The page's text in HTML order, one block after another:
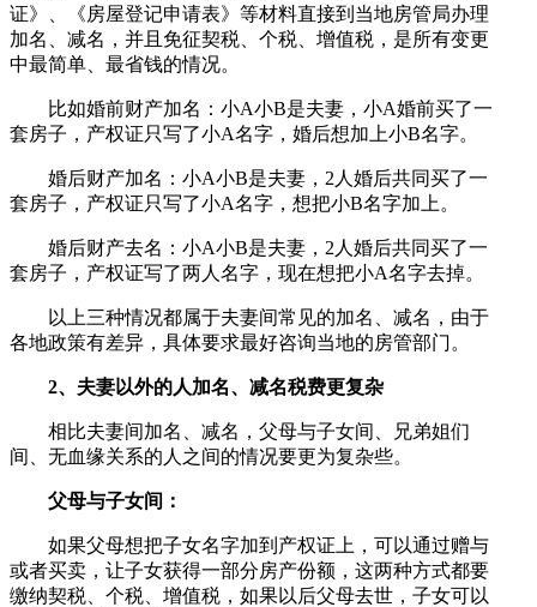
证》、《房屋登记申请表》等材料直接到当地房管局办理
加名、减名，并且免征契税、个税、增值税，是所有变更
中最简单、最省钱的情况。
比如婚前财产加名：小A小B是夫妻，小A婚前买了一
套房子，产权证只写了小A名字，婚后想加上小B名字。
婚后财产加名：小A小B是夫妻，2人婚后共同买了一
套房子，产权证只写了小A名字，想把小B名字加上。
婚后财产去名：小A小B是夫妻，2人婚后共同买了一
套房子，产权证写了两人名字，现在想把小A名字去掉。
以上三种情况都属于夫妻间常见的加名、减名，由于
各地政策有差异，具体要求最好咨询当地的房管部门。
2、夫妻以外的人加名、减名税费更复杂
相比夫妻间加名、减名，父母与子女间、兄弟姐们
间、无血缘关系的人之间的情况要更为复杂些。
父母与子女间：
如果父母想把子女名字加到产权证上，可以通过赠与
或者买卖，让子女获得一部分房产份额，这两种方式都要
缴纳契税、个税、增值税，如果以后父母去世，子女可以